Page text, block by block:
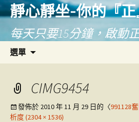
靜心靜坐-你的『
每天只要15分鐘，啟動
選單
要
內
容
CIMG9454
發佈於 2010 年 11 月 29 日的〈991128
析度 (2304 × 1536)